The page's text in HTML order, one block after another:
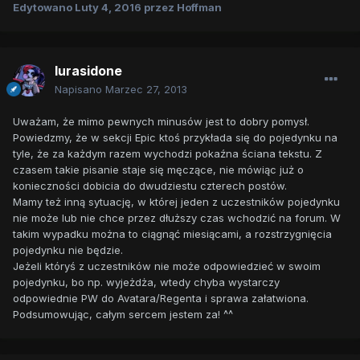
Edytowano Luty 4, 2016 przez Hoffman
lurasidone
Napisano Marzec 27, 2013
Uważam, że mimo pewnych minusów jest to dobry pomysł.
Powiedzmy, że w sekcji Epic ktoś przykłada się do pojedynku na
tyle, że za każdym razem wychodzi pokaźna ściana tekstu. Z
czasem takie pisanie staje się męczące, nie mówiąc już o
konieczności dobicia do dwudziestu czterech postów.
Mamy też inną sytuację, w której jeden z uczestników pojedynku
nie może lub nie chce przez dłuższy czas wchodzić na forum. W
takim wypadku można to ciągnąć miesiącami, a rozstrzygnięcia
pojedynku nie będzie.
Jeżeli któryś z uczestników nie może odpowiedzieć w swoim
pojedynku, bo np. wyjeżdża, wtedy chyba wystarczy
odpowiednie PW do Avatara/Regenta i sprawa załatwiona.
Podsumowując, całym sercem jestem za! ^^